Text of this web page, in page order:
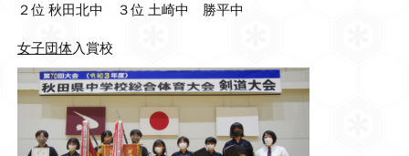
２位 秋田北中 ３位 土崎中 勝平中
女子団体入賞校